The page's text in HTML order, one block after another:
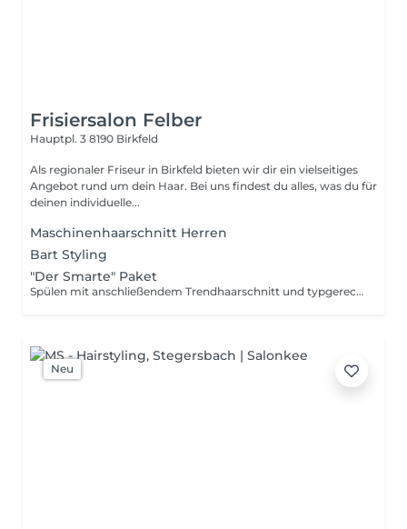
Frisiersalon Felber
Hauptpl. 3 8190 Birkfeld
Als regionaler Friseur in Birkfeld bieten wir dir ein vielseitiges
Angebot rund um dein Haar. Bei uns findest du alles, was du für
deinen individuelle...
Maschinenhaarschnitt Herren
Bart Styling
"Der Smarte" Paket
Spülen mit anschließendem Trendhaarschnitt und typgerechtem Styling
Neu